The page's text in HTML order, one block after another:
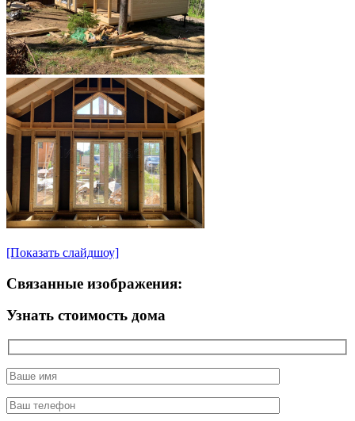
[Показать слайдшоу]
Связанные изображения:
Узнать стоимость дома